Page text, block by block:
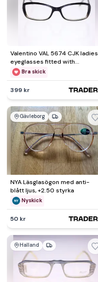
Valentino VAL 5674 CJK ladies
eyeglasses fitted with
prescription lenses-18g
Bra skick
399 kr
Gävleborg
NYA Läsglasögon med anti-
blått ljus, +2.50 styrka
Nyskick
50 kr
Halland